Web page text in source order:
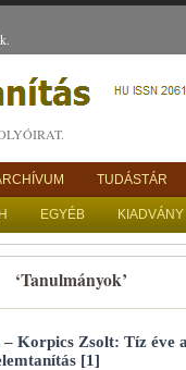
TUDÁSTÁR
EGYÉB
‘Tanulmányok’
Korpics Zsolt: Tíz éve
[1]